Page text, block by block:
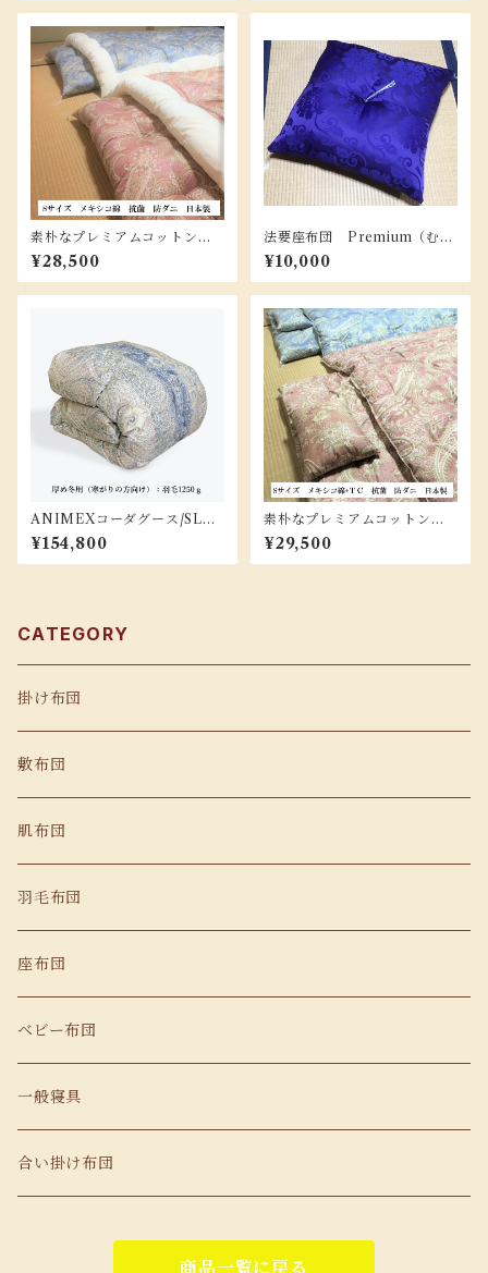
素朴なプレミアムコットン掛
け布団（和風） /Ｓサイズ 3.
3ｋｇ
¥28,500
法要座布団 Premium（むら
さき） 中わた/インド綿10
0％
¥10,000
ANIMEXコーダグース/SLサ
イズ『フローリッシュ-SL-12
50』
¥154,800
素朴なプレミアムコットン掛
け布団（洋風） / Ｓサイズ 3.
3ｋｇ
¥29,500
CATEGORY
掛け布団
敷布団
肌布団
羽毛布団
座布団
ベビー布団
一般寝具
合い掛け布団
商品一覧に戻る